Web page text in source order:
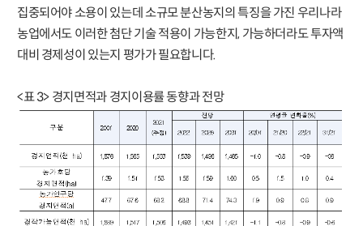
집중되어야 소용이 있는데 소규모 분산농지의 특징을 가진 우리나라
농업에서도 이러한 첨단 기술 적용이 가능한지, 가능하더라도 투자액
대비 경제성이 있는지 평가가 필요합니다.
<표 3> 경지면적과 경지이용률 동향과 전망